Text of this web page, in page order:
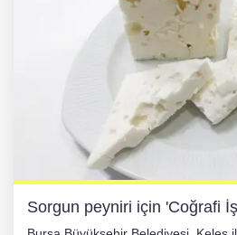
Sorgun peyniri için 'Coğrafi